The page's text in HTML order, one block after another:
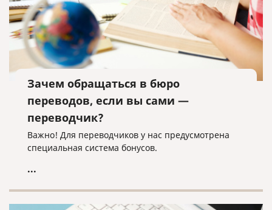
Зачем обращаться в бюро
переводов, если вы сами —
переводчик?
Важно! Для переводчиков у нас предусмотрена
специальная система бонусов.
...